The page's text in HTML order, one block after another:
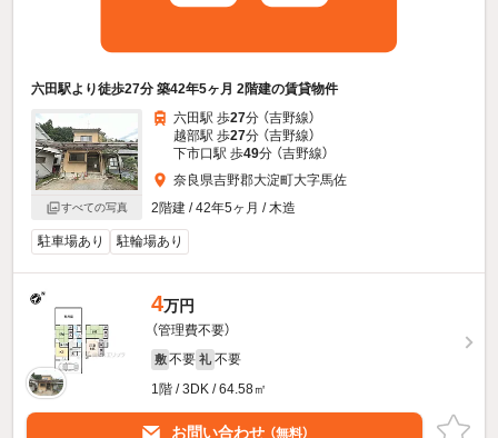
六田駅より徒歩27分 築42年5ヶ月 2階建の賃貸物件
すべての写真
六田駅 歩27分 （吉野線）
越部駅 歩27分 （吉野線）
下市口駅 歩49分 （吉野線）
奈良県吉野郡大淀町大字馬佐
2階建 / 42年5ヶ月 / 木造
駐車場あり 駐輪場あり
4万円
（管理費不要）
敷 不要 礼 不要
1階 / 3DK / 64.58㎡
お問い合わせ （無料）